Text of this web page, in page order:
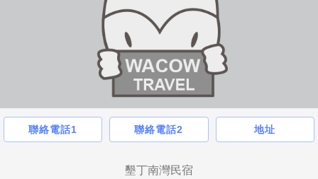
聯絡電話1 聯絡電話2 地址
墾丁南灣民宿